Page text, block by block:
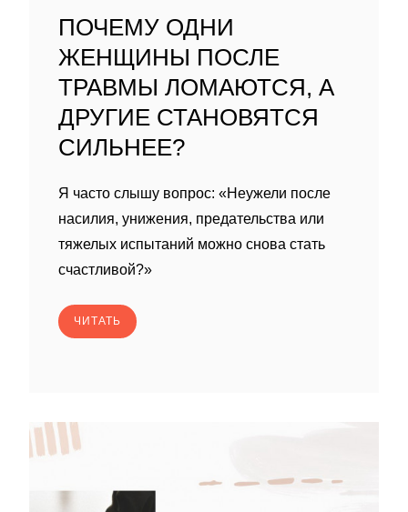
ПОЧЕМУ ОДНИ
ЖЕНЩИНЫ ПОСЛЕ
ТРАВМЫ ЛОМАЮТСЯ, А
ДРУГИЕ СТАНОВЯТСЯ
СИЛЬНЕЕ?
Я часто слышу вопрос: «Неужели после
насилия, унижения, предательства или
тяжелых испытаний можно снова стать
счастливой?»
ЧИТАТЬ